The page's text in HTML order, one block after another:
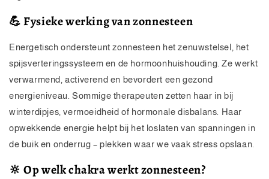
💪 Fysieke werking van zonnesteen
Energetisch ondersteunt zonnesteen het zenuwstelsel, het
spijsverteringssysteem en de hormoonhuishouding. Ze werkt
verwarmend, activerend en bevordert een gezond
energieniveau. Sommige therapeuten zetten haar in bij
winterdipjes, vermoeidheid of hormonale disbalans. Haar
opwekkende energie helpt bij het loslaten van spanningen in
de buik en onderrug – plekken waar we vaak stress opslaan.
🔆 Op welk chakra werkt zonnesteen?